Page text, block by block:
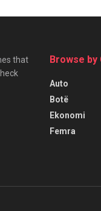
that
Browse by
Auto
Botë
Ekonomi
Femra